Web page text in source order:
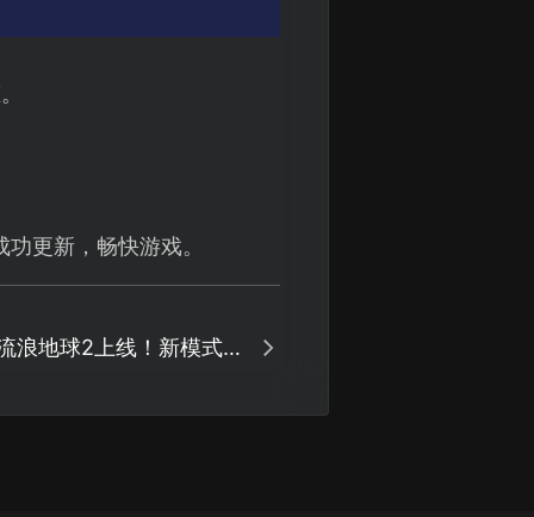
更新，畅快游戏。
浪地球2上线！新模式新